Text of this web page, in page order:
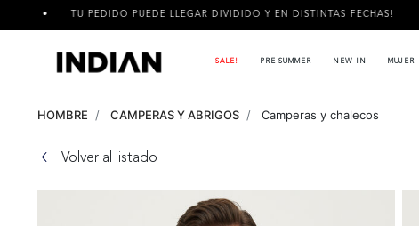
TU PEDIDO PUEDE LLEGAR DIVIDIDO Y EN DISTINTAS FECHAS!
SALE! PRE SUMMER NEW IN MUJER
HOMBRE CAMPERAS Y ABRIGOS Camperas y chalecos
Volver al listado